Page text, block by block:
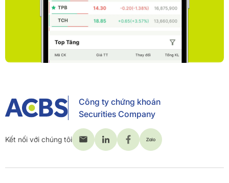
Công ty chứng khoán
Securities Company
Kết nối với chúng tôi